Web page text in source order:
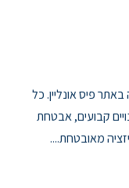
פיס אונליין. כל
קבועים, אבטחת